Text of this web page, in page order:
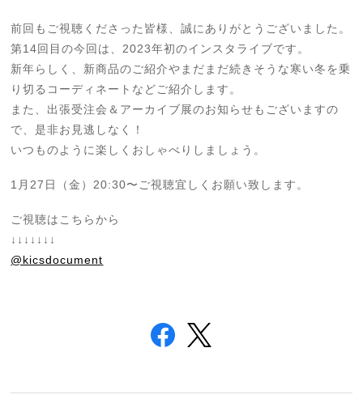
前回もご視聴くださった皆様、誠にありがとうございました。
第14回目の今回は、2023年初のインスタライブです。
新年らしく、新商品のご紹介やまだまだ続きそうな寒い冬を乗
り切るコーディネートなどご紹介します。
また、出張受注会＆アーカイブ展のお知らせもございますの
で、是非お見逃しなく！
いつものように楽しくおしゃべりしましょう。
1月27日（金）20:30〜ご視聴宜しくお願い致します。
ご視聴はこちらから
↓↓↓↓↓↓↓
@kicsdocument